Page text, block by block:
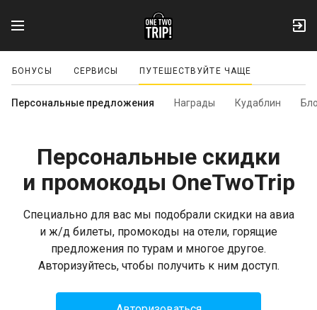
БОНУСЫ СЕРВИСЫ ПУТЕШЕСТВУЙТЕ ЧАЩЕ
Персональные предложения Награды Кудаблин
Персональные скидки
и промокоды OneTwoTrip
Специально для вас мы подобрали скидки на авиа
и ж/д билеты, промокоды на отели, горящие
предложения по турам и многое другое.
Авторизуйтесь, чтобы получить к ним доступ.